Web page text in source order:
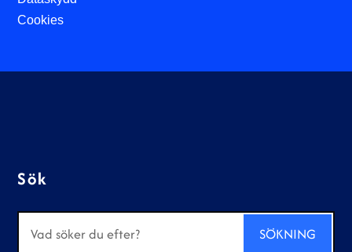
Cookies
Sök
efter: